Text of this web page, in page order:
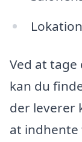
Ved at
kan du
der leverer
at